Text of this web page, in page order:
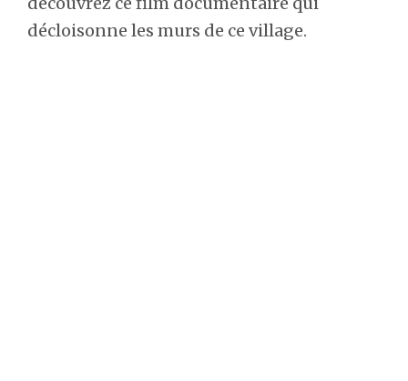
décloisonne les murs de ce village.